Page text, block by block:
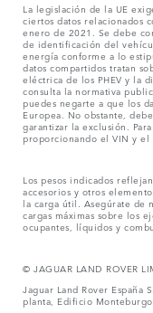
La legislación de la UE
ciertos datos relacionados
enero de 2021. Se debe
de identificación del
energía conforme a lo
datos compartidos tratan
eléctrica de los PHEV y la
consulta la normativa
puedes negarte a que los
Europea. No obstante,
garantizar la exclusión.
proporcionando el VIN y el
Los pesos indicados
accesorios y otros
la carga útil. Asegúrate de
cargas máximas sobre los
ocupantes, líquidos y
© JAGUAR LAND ROVER
Jaguar Land Rover España
planta, Edificio